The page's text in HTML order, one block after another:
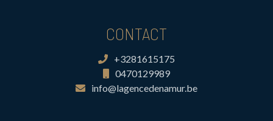
CONTACT
+3281615175
0470129989
info@lagencedenamur.be